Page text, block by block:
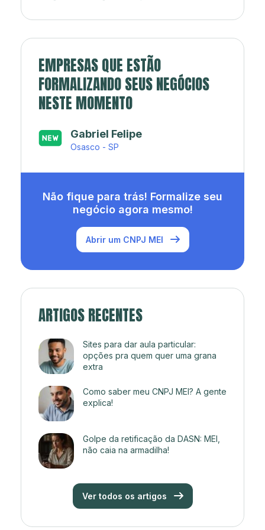
EMPRESAS QUE ESTÃO
FORMALIZANDO SEUS NEGÓCIOS
NESTE MOMENTO
Japa’s açaí e sorveteria
Rio de Janeiro - RJ
Não fique para trás! Formalize seu
negócio agora mesmo!
Abrir um CNPJ MEI
ARTIGOS RECENTES
Sites para dar aula particular:
opções pra quem quer uma grana
extra
Como saber meu CNPJ MEI? A gente
explica!
Golpe da retificação da DASN: MEI,
não caia na armadilha!
Ver todos os artigos